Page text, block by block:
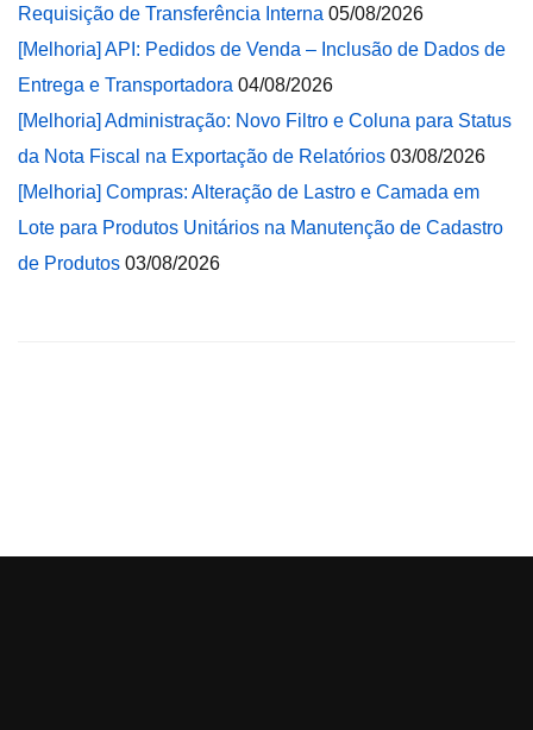
Requisição de Transferência Interna 05/08/2026
[Melhoria] API: Pedidos de Venda – Inclusão de Dados de
Entrega e Transportadora 04/08/2026
[Melhoria] Administração: Novo Filtro e Coluna para Status
da Nota Fiscal na Exportação de Relatórios 03/08/2026
[Melhoria] Compras: Alteração de Lastro e Camada em
Lote para Produtos Unitários na Manutenção de Cadastro
de Produtos 03/08/2026